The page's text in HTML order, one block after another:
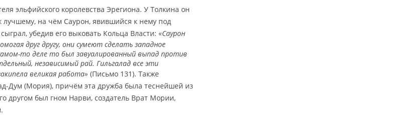
эльфийского королевства Эрегиона. У Толкина он
на чём Саурон, явившийся к нему под
убедив его выковать Кольца Власти: «Саурон
друг другу, они сумеют сделать западное
то деле то был завуалированный выпад против
независимый рай. Гильгалад все эти
великая работа» (Письмо 131). Также
Дум (Мория), причём эта дружба была теснейшей из
другом был гном Нарви, создатель Врат Мории,